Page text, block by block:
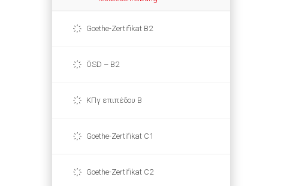
Goethe-Zertifikat B2
ÖSD – B2
ΚΠγ επιπέδου Β
Goethe-Zertifikat C1
Goethe-Zertifikat C2